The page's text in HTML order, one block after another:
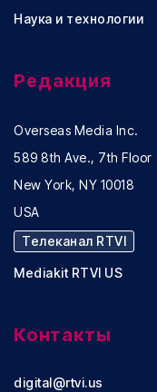
Наука и технологии
Редакция
Overseas Media Inc.
589 8th Ave., 7th Floor
New York, NY 10018
USA
Телеканал RTVI
Mediakit RTVI US
Контакты
digital@rtvi.us